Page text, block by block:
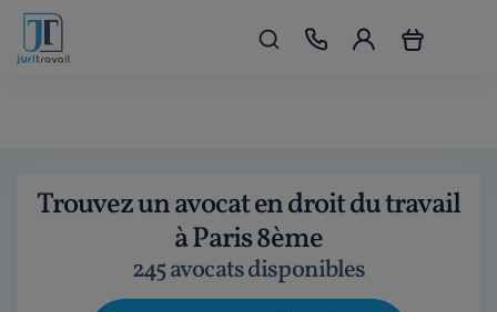
Trouvez un avocat en droit du travail
à Paris 8ème
245 avocats disponibles